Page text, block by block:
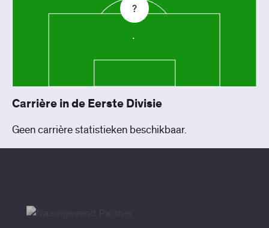
?
Carrière in de Eerste Divisie
Geen carrière statistieken beschikbaar.